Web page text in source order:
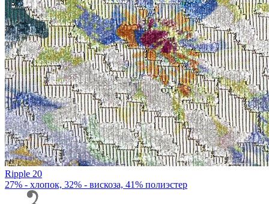
Ripple 20
27% - хлопок, 32% - вискоза, 41% полиэстер